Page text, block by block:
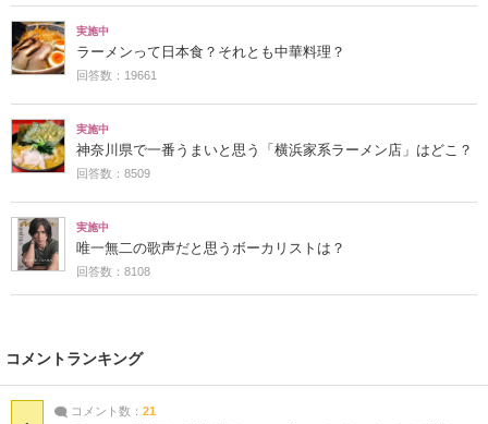
実施中
ラーメンって日本食？それとも中華料理？
回答数：19661
実施中
神奈川県で一番うまいと思う「横浜家系ラーメン店」はどこ？
回答数：8509
実施中
唯一無二の歌声だと思うボーカリストは？
回答数：8108
コメントランキング
コメント数： 21